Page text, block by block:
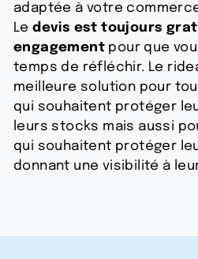
adaptée à votre
Ledevis est toujours
engagement pour que
temps de réfléchir. Le
meilleure solution pour
qui souhaitent protéger
leurs stocks mais aussi
qui souhaitent protéger
donnant une visibilité à